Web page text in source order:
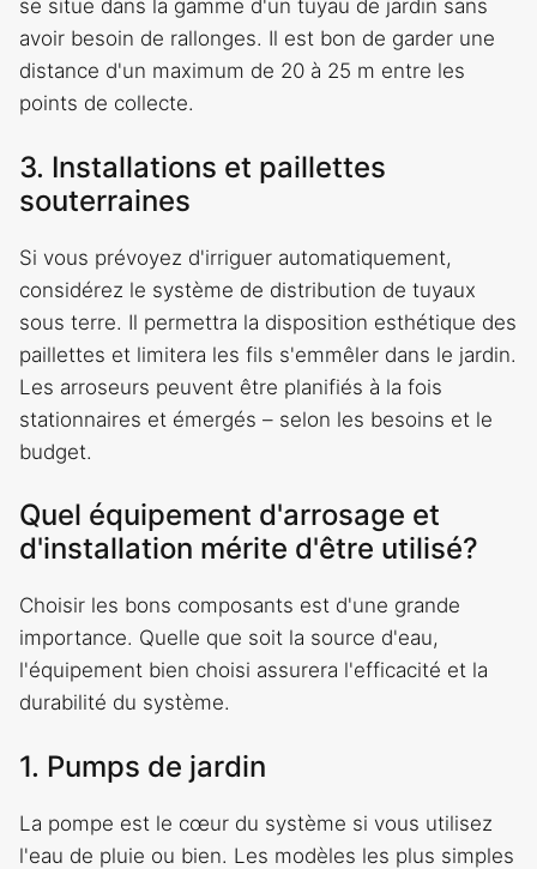
se situe dans la gamme d'un tuyau de jardin sans
avoir besoin de rallonges. Il est bon de garder une
distance d'un maximum de 20 à 25 m entre les
points de collecte.
3. Installations et paillettes
souterraines
Si vous prévoyez d'irriguer automatiquement,
considérez le système de distribution de tuyaux
sous terre. Il permettra la disposition esthétique des
paillettes et limitera les fils s'emmêler dans le jardin.
Les arroseurs peuvent être planifiés à la fois
stationnaires et émergés – selon les besoins et le
budget.
Quel équipement d'arrosage et
d'installation mérite d'être utilisé?
Choisir les bons composants est d'une grande
importance. Quelle que soit la source d'eau,
l'équipement bien choisi assurera l'efficacité et la
durabilité du système.
1. Pumps de jardin
La pompe est le cœur du système si vous utilisez
l'eau de pluie ou bien. Les modèles les plus simples